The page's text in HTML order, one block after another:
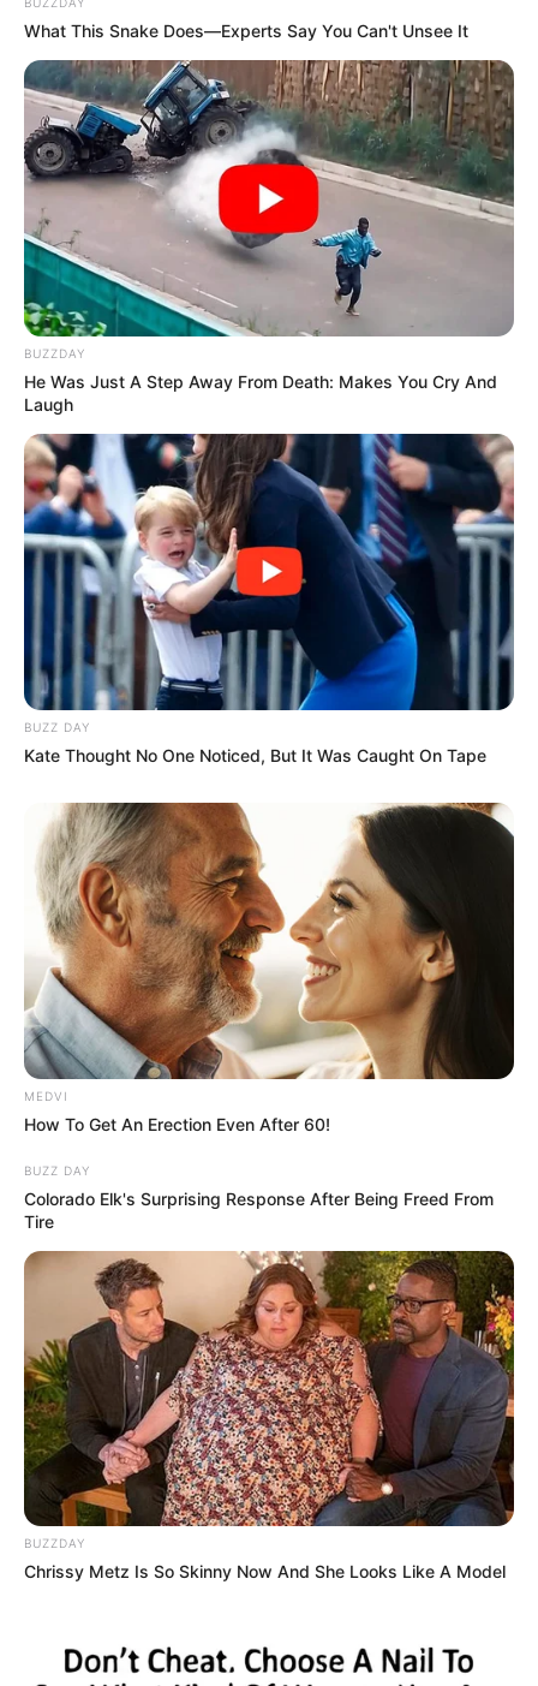
Agentes Comunitários passam por capacitação para
atuação em territórios e enfrentamento à violência.
Agosto 09, 2026
ACS E ACE
Agentes de Saúde vão a Brasília na próxima segunda
e pressionam Congresso pela PEC 14.
Agosto 09, 2026
ACS E ACE
R$ 150 mil: Rio Sono entrega Motocicletas para
Agentes Comunitários de Saúde.
Agosto 09, 2026
FAÇA O SEU COMENTÁRIO AQUI!
FALE CONOSCO
Nome
E-mail*
Mensagem*
DESTAQUES
Agentes Comunitários passam por capacitação
para atuação em territórios e enfrentamento à
violência.
Agosto 09, 2026
Agentes de Saúde vão a Brasília na próxima
segunda e pressionam Congresso pela PEC 14.
Agosto 09, 2026
BUZZDAY
What This Snake Does—Experts Say You Can't Unsee It
BUZZDAY
He Was Just A Step Away From Death: Makes You Cry And
Laugh
BUZZ DAY
Kate Thought No One Noticed, But It Was Caught On Tape
MEDVI
How To Get An Erection Even After 60!
BUZZ DAY
Colorado Elk's Surprising Response After Being Freed From
Tire
BUZZDAY
Chrissy Metz Is So Skinny Now And She Looks Like A Model